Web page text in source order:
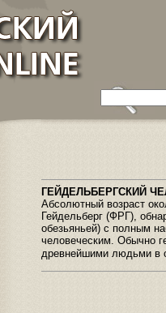
ГЕЙДЕЛЬБЕРГСКИЙ
Абсолютный возраст
Гейдельберг (ФРГ),
обезьяньей) с полным
человеческим. Обычно
древнейшими людьми в